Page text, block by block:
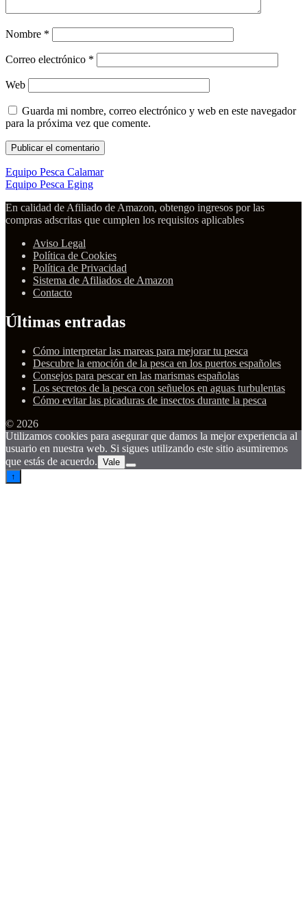
Nombre *
Correo electrónico *
Web
Guarda mi nombre, correo electrónico y web en este navegador
para la próxima vez que comente.
Equipo Pesca Calamar
Equipo Pesca Eging
En calidad de Afiliado de Amazon, obtengo ingresos por las
compras adscritas que cumplen los requisitos aplicables
Aviso Legal
Política de Cookies
Política de Privacidad
Sistema de Afiliados de Amazon
Contacto
Últimas entradas
Cómo interpretar las mareas para mejorar tu pesca
Descubre la emoción de la pesca en los puertos españoles
Consejos para pescar en las marismas españolas
Los secretos de la pesca con señuelos en aguas turbulentas
Cómo evitar las picaduras de insectos durante la pesca
© 2026
Utilizamos cookies para asegurar que damos la mejor experiencia al
usuario en nuestra web. Si sigues utilizando este sitio asumiremos
que estás de acuerdo. Vale
↑